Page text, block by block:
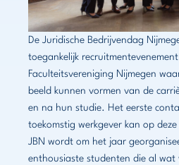
De Juridische Bedrijvendag
toegankelijk
Faculteitsvereniging Nijmegen
beeld kunnen vormen van de
en na hun studie. Het eerste
toekomstig werkgever kan op
JBN wordt om het jaar
enthousiaste studenten die al wat